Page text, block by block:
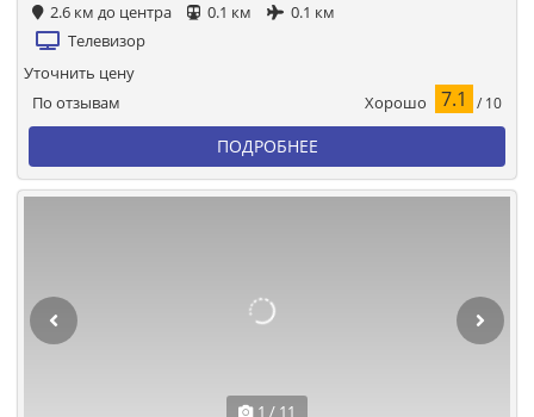
2.6 км до центра 0.1 км
0.1 км
Телевизор
По отзывам Хорошо 7.1 / 10
Уточнить цену
ПОДРОБНЕЕ
1 / 11